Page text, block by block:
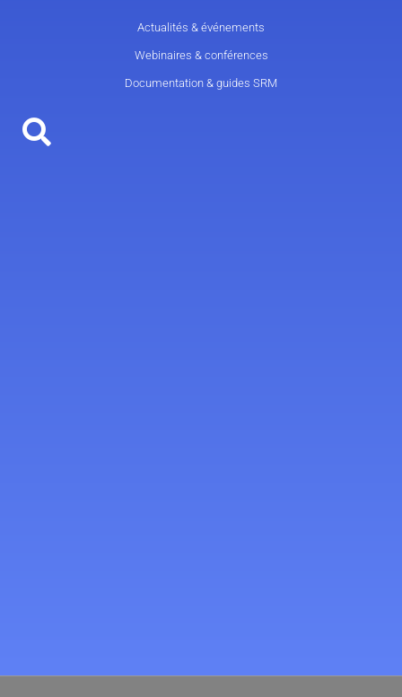
Actualités & événements
Webinaires & conférences
Documentation & guides SRM